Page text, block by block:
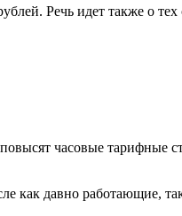
Речь идет также о тех
часовые тарифные
как давно работающие,